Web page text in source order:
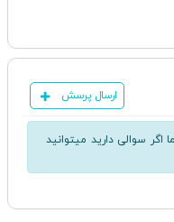
ارسال پرسش
سوالی دارید میتوانید